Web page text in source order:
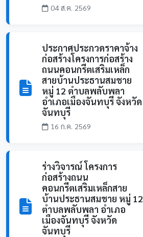
04 ส.ค. 2569
ประกาศประกวดราคาจ้าง
ก่อสร้างโครงการก่อสร้าง
ถนนคอนกรีตเสริมเหล็ก
สายบ้านประธานสมชาย
หมู่ 12 ตำบลพลับพลา
อำเภอเมืองจันทบุรี จังหวัด
จันทบุรี
16 ก.ค. 2569
ร่างวิจารณ์ โครงการ
ก่อสร้างถนน
คอนกรีตเสริมเหล็กสาย
บ้านประธานสมชาย หมู่ 12
ตำบลพลับพลา อำเภอ
เมืองจันทบุรี จังหวัด
จันทบุรี